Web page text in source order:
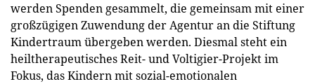
werden Spenden gesammelt, die gemeinsam mit einer
großzügigen Zuwendung der Agentur an die Stiftung
Kindertraum übergeben werden. Diesmal steht ein
heiltherapeutisches Reit- und Voltigier-Projekt im
Fokus, das Kindern mit sozial-emotionalen